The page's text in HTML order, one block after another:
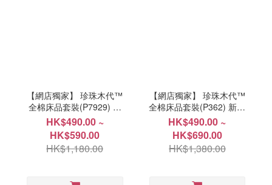
【網店獨家】 珍珠木代™
全棉床品套裝(P7929) 新
升級
HK$490.00 ~
HK$590.00
HK$1,180.00
【網店獨家】 珍珠木代™
全棉床品套裝(P362) 新升
級
HK$490.00 ~
HK$690.00
HK$1,380.00